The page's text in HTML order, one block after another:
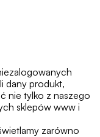
dany produkt,
nie tylko z naszego
sklepów www i
zarówno